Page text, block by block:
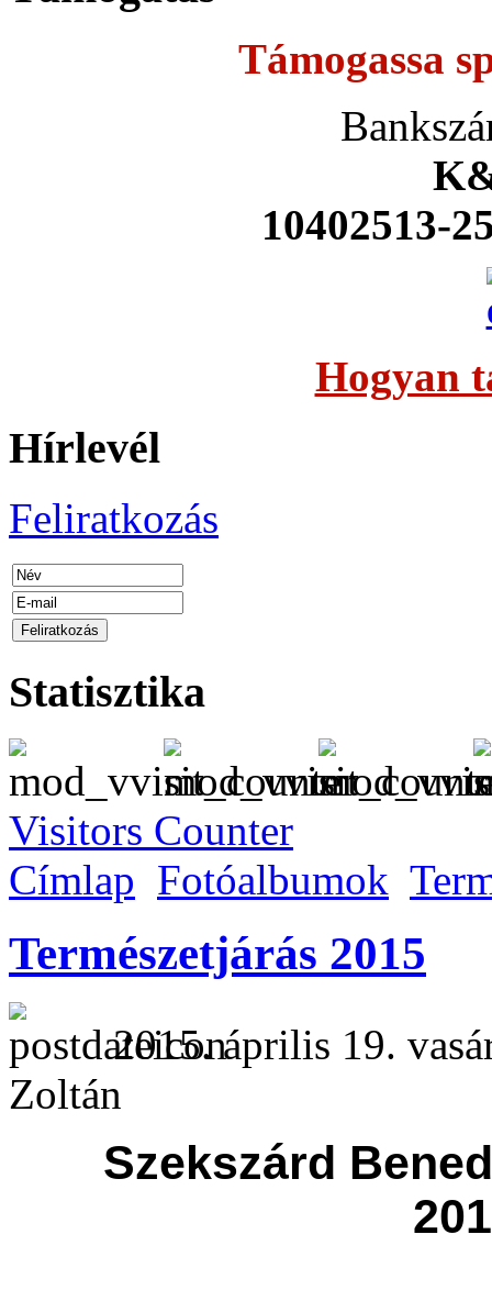
Támogassa
10402513-
Hogyan
Hírlevél
Feliratkozás
Statisztika
Visitors Counter
Címlap Fotóalbumok
Természetjárás 2015
2015. április 19.
Zoltán
Szekszárd